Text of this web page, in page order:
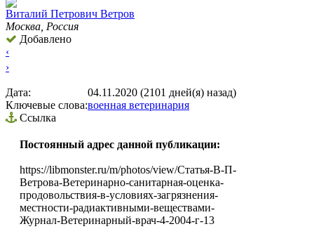
Виталий Петрович Ветров
Москва, Россия
Добавлено
‹
›
Дата:
04.11.2020 (2101 дней(я) назад)
Ключевые слова:военная ветеринария
Ссылка
Постоянный адрес данной публикации:
https://libmonster.ru/m/photos/view/Статья-В-П-
Ветрова-Ветеринарно-санитарная-оценка-
продовольствия-в-условиях-загрязнения-
местности-радиактивными-веществами-
Журнал-Ветеринарный-врач-4-2004-г-13